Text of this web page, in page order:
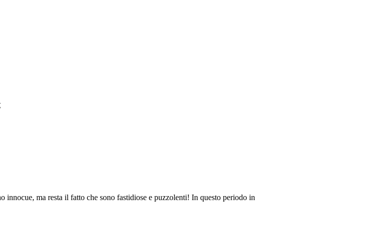
ma resta il fatto che sono fastidiose e puzzolenti! In questo periodo in